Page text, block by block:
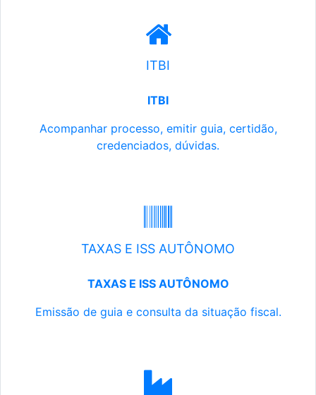
ITBI
ITBI
Acompanhar processo, emitir guia, certidão,
credenciados, dúvidas.
TAXAS E ISS AUTÔNOMO
TAXAS E ISS AUTÔNOMO
Emissão de guia e consulta da situação fiscal.